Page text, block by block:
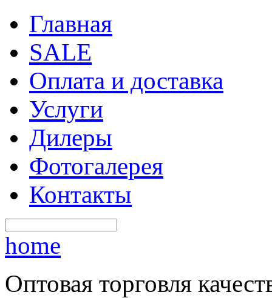
Главная
SALE
Оплата и доставка
Услуги
Дилеры
Фотогалерея
Контакты
home
Оптовая торговля